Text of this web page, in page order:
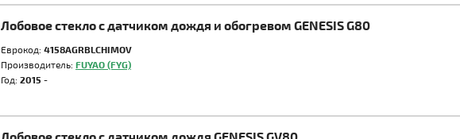
Лобовое стекло с датчиком дождя и обогревом GENESIS G80
Еврокод: 4158AGRBLCHIMOV
Производитель: FUYAO (FYG)
Год: 2015 -